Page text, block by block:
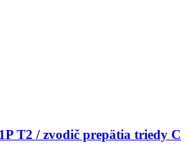
T2 / zvodič prepätia triedy C